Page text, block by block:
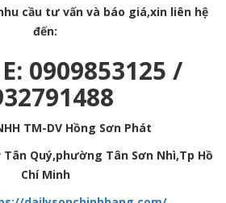
cầu tư vấn và báo giá,xin liên hệ
đến:
0909853125 /
TM-DV Hồng Sơn Phát
Quý,phường Tân Sơn Nhì,Tp Hồ
Chí Minh